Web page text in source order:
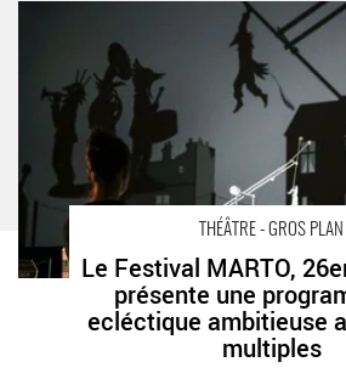
THÉÂTRE - GROS PLAN
Le Festival MARTO,
présente une
ecléctique ambitieuse
multiples
Le Festival MARTO, 26eme édition,
programmation ecléctique ambitieuse
Critique sortie Théâtre Hauts-de-Seine